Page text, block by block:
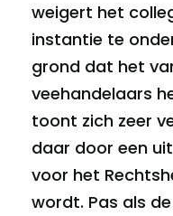
weigert het
instantie te
grond dat het
veehandelaars
toont zich zeer
daar door een
voor het
wordt. Pas als